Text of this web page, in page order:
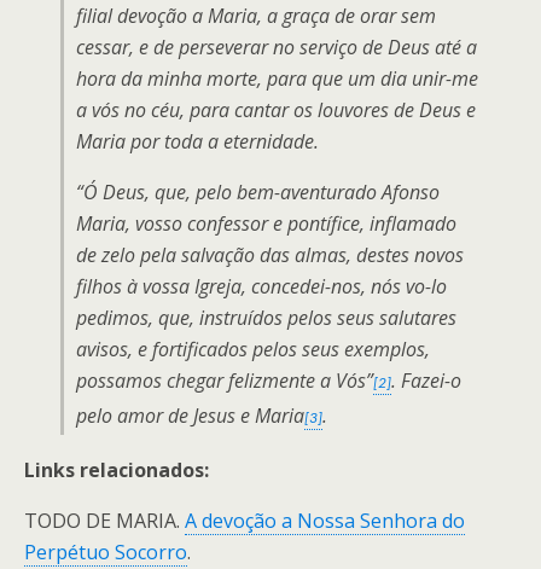
filial devoção a Maria, a graça de orar sem
cessar, e de perseverar no serviço de Deus até a
hora da minha morte, para que um dia unir-me
a vós no céu, para cantar os louvores de Deus e
Maria por toda a eternidade.
“Ó Deus, que, pelo bem-aventurado Afonso
Maria, vosso confessor e pontífice, inflamado
de zelo pela salvação das almas, destes novos
filhos à vossa Igreja, concedei-nos, nós vo-lo
pedimos, que, instruídos pelos seus salutares
avisos, e fortificados pelos seus exemplos,
possamos chegar felizmente a Vós”[2]. Fazei-o
pelo amor de Jesus e Maria[3].
Links relacionados:
TODO DE MARIA. A devoção a Nossa Senhora do
Perpétuo Socorro.